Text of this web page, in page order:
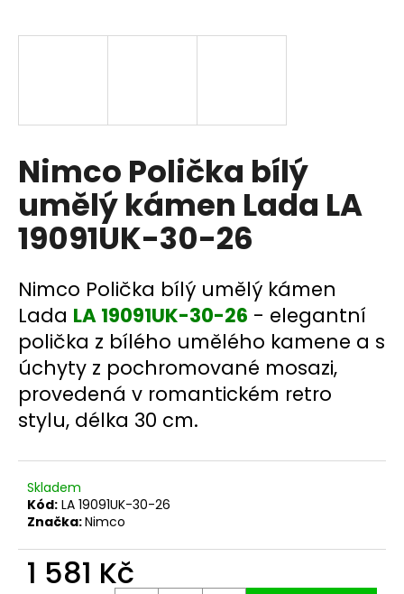
Nimco Polička bílý
umělý kámen Lada LA
19091UK-30-26
Nimco Polička bílý umělý kámen
Lada LA 19091UK-30-26 - elegantní
polička z bílého umělého kamene a s
úchyty z pochromované mosazi,
provedená v romantickém retro
stylu, délka 30 cm.
Skladem
Kód: LA 19091UK-30-26
Značka:Nimco
1 581 Kč
j
?
HLEDAT
D
o
p
o
r
u
č
u
e
m
e